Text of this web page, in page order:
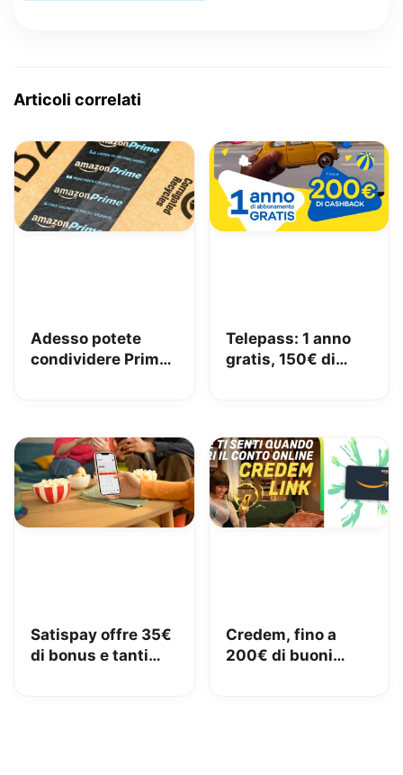
Articoli correlati
Adesso potete
condividere Prime
Telepass: 1 anno
gratis, 150€ di
Satispay offre 35€
di bonus e tanti
Credem, fino a
200€ di buoni